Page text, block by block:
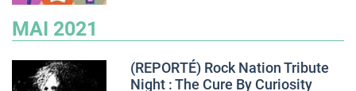
MAI 2021
(REPORTÉ) Rock Nation Tribute
Night : The Cure By Curiosity